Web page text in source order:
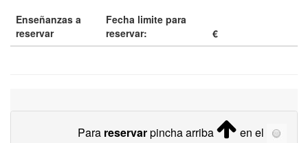
Enseñanzas a
reservar
Fecha limite para
reservar:
€
Para reservarpincha arriba en el